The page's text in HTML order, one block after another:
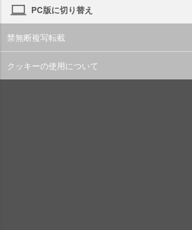
PC版に切り替え
禁無断複写転載
クッキーの使用について